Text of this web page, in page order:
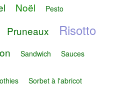
Noël Pesto
Pruneaux Risotto
Sandwich Sauces
Sorbet à l'abricot